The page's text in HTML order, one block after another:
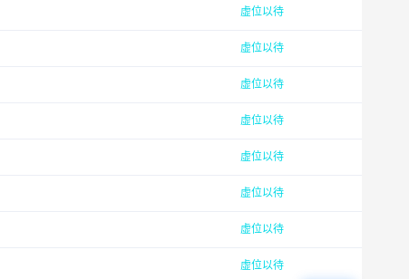
虚位以待
虚位以待
虚位以待
虚位以待
虚位以待
虚位以待
虚位以待
虚位以待